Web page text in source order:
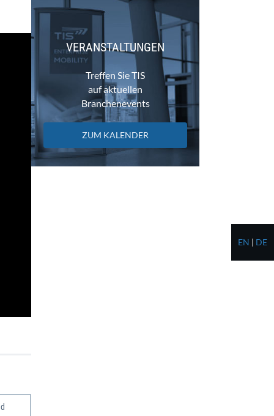
VERANSTALTUNGEN
Treffen Sie TIS
auf aktuellen
Branchenevents
ZUM KALENDER
EN | DE